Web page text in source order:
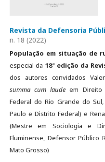
Revista da Defensoria
n. 18 (2022)
População em situação de
especial da 18ª edição da
dos autores convidados
summa cum laude em Direito
Federal do Rio Grande do
Paulo e Distrito Federal) e
(Mestre em Sociologia e
Fluminense, Defensor Público
Mato Grosso)